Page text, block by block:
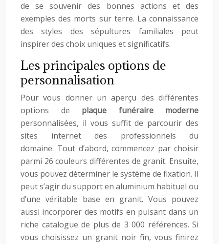
de se souvenir des bonnes actions et des
exemples des morts sur terre. La connaissance
des styles des sépultures familiales peut
inspirer des choix uniques et significatifs.
Les principales options de
personnalisation
Pour vous donner un aperçu des différentes
options de plaque funéraire moderne
personnalisées, il vous suffit de parcourir des
sites internet des professionnels du
domaine. Tout d’abord, commencez par choisir
parmi 26 couleurs différentes de granit. Ensuite,
vous pouvez déterminer le système de fixation. Il
peut s’agir du support en aluminium habituel ou
d’une véritable base en granit. Vous pouvez
aussi incorporer des motifs en puisant dans un
riche catalogue de plus de 3 000 références. Si
vous choisissez un granit noir fin, vous finirez